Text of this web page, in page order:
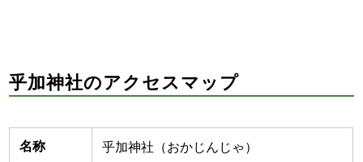
乎加神社のアクセスマップ
名称 乎加神社（おかじんじゃ）